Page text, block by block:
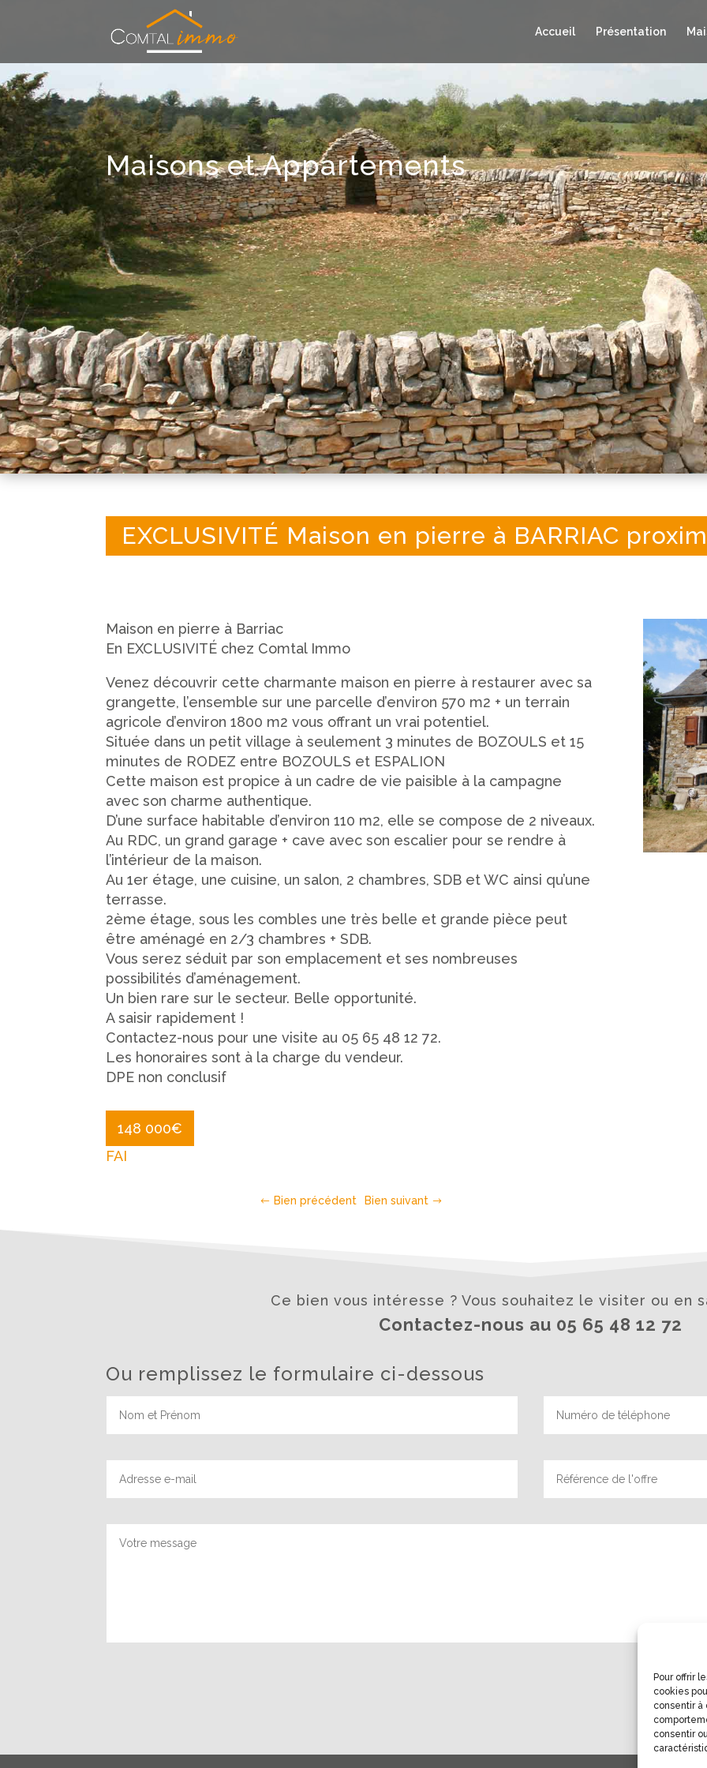
Pour offrir
cookies
consentir
consentir
Accueil Présentation
Maisons et Appartements
EXCLUSIVITÉ Maison en pierre à BARRIAC
Maison en pierre à Barriac
En EXCLUSIVITÉ chez Comtal Immo
Venez découvrir cette charmante maison en pierre à restaurer avec sa
grangette, l’ensemble sur une parcelle d’environ 570 m2 + un terrain
agricole d’environ 1800 m2 vous offrant un vrai potentiel.
Située dans un petit village à seulement 3 minutes de BOZOULS et 15
minutes de RODEZ entre BOZOULS et ESPALION
Cette maison est propice à un cadre de vie paisible à la campagne
avec son charme authentique.
D’une surface habitable d’environ 110 m2, elle se compose de 2 niveaux.
Au RDC, un grand garage + cave avec son escalier pour se rendre à
l’intérieur de la maison.
Au 1er étage, une cuisine, un salon, 2 chambres, SDB et WC ainsi qu’une
terrasse.
2ème étage, sous les combles une très belle et grande pièce peut
être aménagé en 2/3 chambres + SDB.
Vous serez séduit par son emplacement et ses nombreuses
possibilités d’aménagement.
Un bien rare sur le secteur. Belle opportunité.
A saisir rapidement !
Contactez-nous pour une visite au 05 65 48 12 72.
Les honoraires sont à la charge du vendeur.
DPE non conclusif
148 000€
FAI
Bien précédent Bien suivant
Ce bien vous intéresse ? Vous souhaitez le visiter ou en
Contactez-nous au 05 65 48 12 72
Ou remplissez le formulaire ci-dessous